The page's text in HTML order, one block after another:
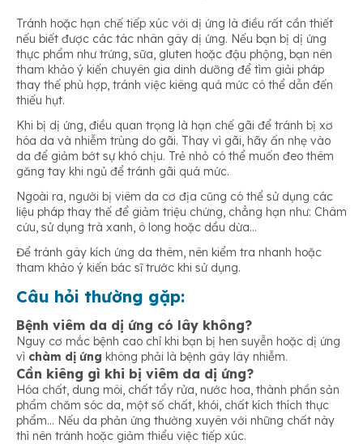
Tránh hoặc hạn chế tiếp xúc với dị ứng là điều rất cần thiết
nếu biết được các tác nhân gây dị ứng. Nếu bạn bị dị ứng
thực phẩm như trứng, sữa, gluten hoặc đậu phộng, bạn nên
tham khảo ý kiến ​​​​chuyên gia dinh dưỡng để tìm giải pháp
thay thế phù hợp, tránh việc kiêng quá mức có thể dẫn đến
thiếu hụt.
Khi bị dị ứng, điều quan trọng là hạn chế gãi để tránh bị xơ
hóa da và nhiễm trùng do gãi. Thay vì gãi, hãy ấn nhẹ vào
da để giảm bớt sự khó chịu. Trẻ nhỏ có thể muốn đeo thêm
găng tay khi ngủ để tránh gãi quá mức.
Ngoài ra, người bị viêm da cơ địa cũng có thể sử dụng các
liệu pháp thay thế để giảm triệu chứng, chẳng hạn như: Châm
cứu, sử dụng trà xanh, ô long hoặc dầu dừa…
Để tránh gây kích ứng da thêm, nên kiểm tra nhanh hoặc
tham khảo ý kiến ​​bác sĩ trước khi sử dụng.
Câu hỏi thường gặp:
Bệnh viêm da dị ứng có lây không?
Nguy cơ mắc bệnh cao chỉ khi bạn bị hen suyễn hoặc dị ứng
vì chàm dị ứng không phải là bệnh gây lây nhiễm.
Cần kiêng gì khi bị viêm da dị ứng?
Hóa chất, dung môi, chất tẩy rửa, nước hoa, thành phần sản
phẩm chăm sóc da, một số chất, khói, chất kích thích thực
phẩm… Nếu da phản ứng thường xuyên với những chất này
thì nên tránh hoặc giảm thiểu việc tiếp xúc.